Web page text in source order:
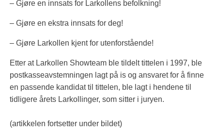
– Gjøre en innsats for Larkollens befolkning!
– Gjøre en ekstra innsats for deg!
– Gjøre Larkollen kjent for utenforstående!
Etter at Larkollen Showteam ble tildelt tittelen i 1997, ble
postkasseavstemningen lagt på is og ansvaret for å finne
en passende kandidat til tittelen, ble lagt i hendene til
tidligere årets Larkollinger, som sitter i juryen.
(artikkelen fortsetter under bildet)